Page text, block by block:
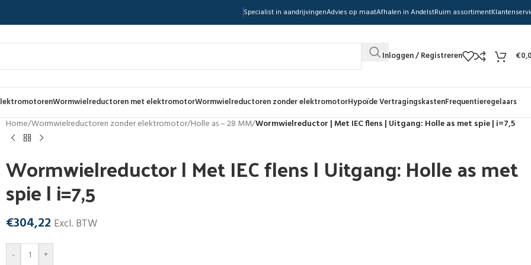
Specialist in aandrijvingenAdvies op maatAfhalen in AndelstRuim assortiment
Inloggen / Registreren €
Wormwielreductoren met elektromotorWormwielreductoren zonder elektromotorHypoïde VertragingskastenFrequentieregelaars
Home/Wormwielreductoren zonder elektromotor/Holle as – 28 MM/Wormwielreductor | Met IEC flens | Uitgang: Holle as met spie | i=7,5
Wormwielreductor | Met IEC flens | Uitgang: Holle as met
spie | i=7,5
€304,22 Excl. BTW
- +